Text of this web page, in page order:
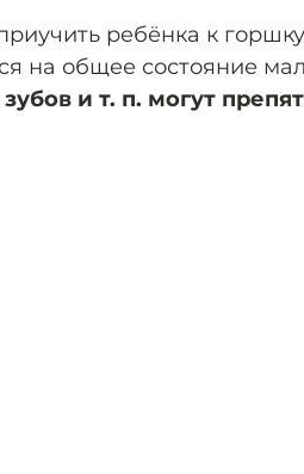
ребёнка к
на общее состояние
и т. п. могут